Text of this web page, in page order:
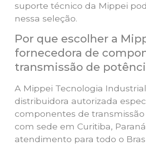
suporte técnico da Mippei
nessa seleção.
Por que escolher a
fornecedora de
transmissão de
A Mippei Tecnologia
distribuidora autorizada
componentes de
com sede em Curitiba,
atendimento para todo o